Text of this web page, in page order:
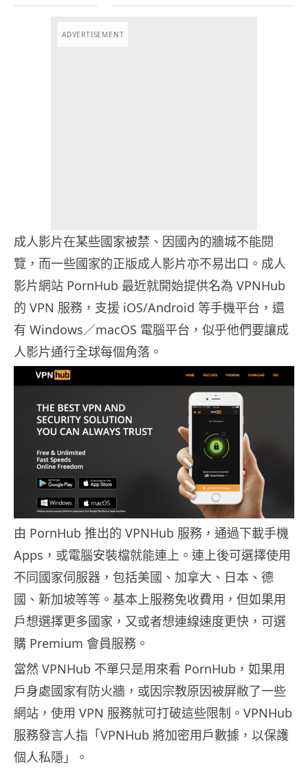
ADVERTISEMENT
成人影片在某些國家被禁、因國內的牆城不能閱
覽，而一些國家的正版成人影片亦不易出口。成人
影片網站 PornHub 最近就開始提供名為 VPNHub
的 VPN 服務，支援 iOS/Android 等手機平台，還
有 Windows／macOS 電腦平台，似乎他們要讓成
人影片通行全球每個角落。
由 PornHub 推出的 VPNHub 服務，通過下載手機
Apps，或電腦安裝檔就能連上。連上後可選擇使用
不同國家伺服器，包括美國、加拿大、日本、德
國、新加坡等等。基本上服務免收費用，但如果用
戶想選擇更多國家，又或者想連線速度更快，可選
購 Premium 會員服務。
當然 VPNHub 不單只是用來看 PornHub，如果用
戶身處國家有防火牆，或因宗教原因被屏敝了一些
網站，使用 VPN 服務就可打破這些限制。VPNHub
服務發言人指「VPNHub 將加密用戶數據，以保護
個人私隱」。